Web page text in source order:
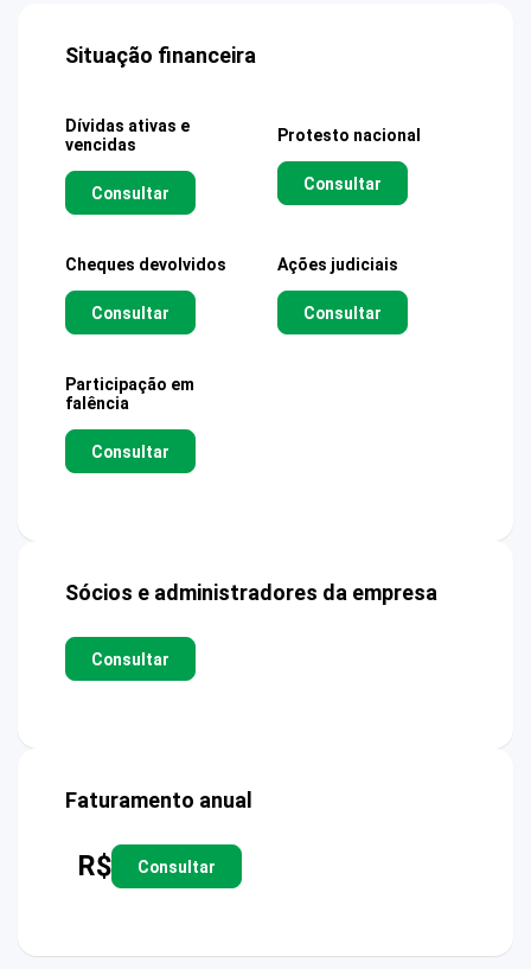
Situação financeira
Dívidas ativas e
vencidas
Consultar
Protesto nacional
Consultar
Cheques devolvidos
Consultar
Ações judiciais
Consultar
Participação em
falência
Consultar
Sócios e administradores da empresa
Consultar
Faturamento anual
R$ Consultar